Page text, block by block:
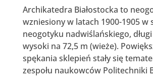
Archikatedra Białostocka to
wzniesiony w latach 1900-1905 w
neogotyku nadwiślańskiego,
wysoki na 72,5 m (wieże).
spękania sklepień stały się
zespołu naukowców Politechniki